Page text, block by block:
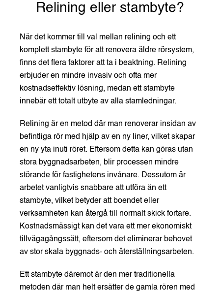
Relining eller stambyte?
När det kommer till val mellan relining och ett
komplett stambyte för att renovera äldre rörsystem,
finns det flera faktorer att ta i beaktning. Relining
erbjuder en mindre invasiv och ofta mer
kostnadseffektiv lösning, medan ett stambyte
innebär ett totalt utbyte av alla stamledningar.
Relining är en metod där man renoverar insidan av
befintliga rör med hjälp av en ny liner, vilket skapar
en ny yta inuti röret. Eftersom detta kan göras utan
stora byggnadsarbeten, blir processen mindre
störande för fastighetens invånare. Dessutom är
arbetet vanligtvis snabbare att utföra än ett
stambyte, vilket betyder att boendet eller
verksamheten kan återgå till normalt skick fortare.
Kostnadsmässigt kan det vara ett mer ekonomiskt
tillvägagångssätt, eftersom det eliminerar behovet
av stor skala byggnads- och återställningsarbeten.
Ett stambyte däremot är den mer traditionella
metoden där man helt ersätter de gamla rören med